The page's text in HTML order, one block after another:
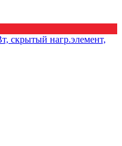
скрытый нагр.элемент,